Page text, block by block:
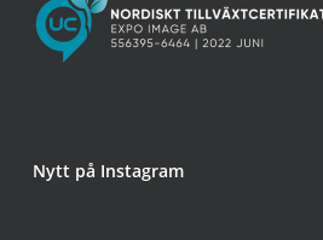
Nytt på Instagram